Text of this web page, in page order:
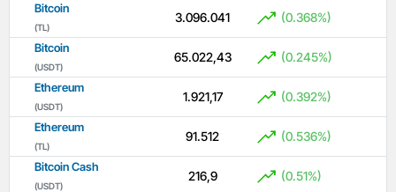
Bitcoin
(TL)
3.096.041 (0.368%)
Bitcoin
(USDT)
65.022,43 (0.245%)
Ethereum
(USDT)
1.921,17 (0.392%)
Ethereum
(TL)
91.512 (0.536%)
Bitcoin Cash
(USDT)
216,9 (0.51%)